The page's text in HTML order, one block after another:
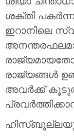
ശക്തി
ഇറാനിലെ
രാജ്യങ്ങൾ
അവർക്ക്